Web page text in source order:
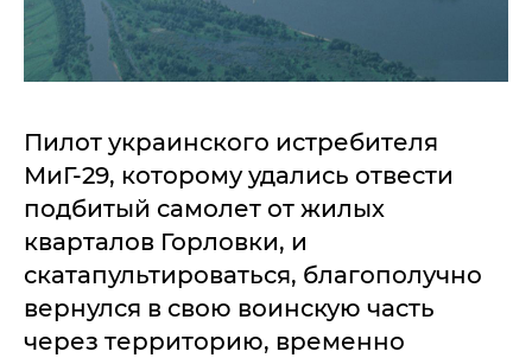
Пилот украинского истребителя
МиГ-29, которому удались отвести
подбитый самолет от жилых
кварталов Горловки, и
скатапультироваться, благополучно
вернулся в свою воинскую часть
через территорию, временно